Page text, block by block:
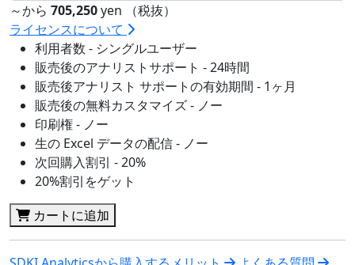
～から 705,250yen （税抜）
ライセンスについて
利用者数 - シングルユーザー
販売後のアナリストサポート - 24時間
販売後アナリスト サポートの有効期間 - 1ヶ月
販売後の無料カスタマイズ - ノー
印刷権 - ノー
生の Excel データの配信 - ノー
次回購入割引 - 20%
20%割引をゲット
カートに追加